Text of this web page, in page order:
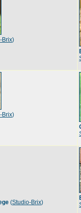
Brix)
Brix)
(Studio-Brix)